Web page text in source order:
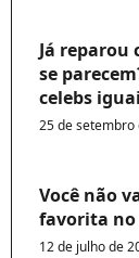
Já reparou
se
celebs
25 de setembro
Você não
favorita no
12 de julho de